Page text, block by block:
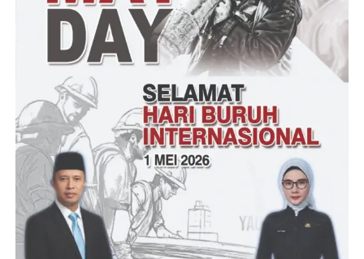
pecinta ikan hias untuk memilih dan ikut dalam proses lelang.
Pasar ikan hias digital ini bukan hanya sekadar acara, tetapi juga
menjadi wujud nyata dari transformasi digital yang semakin
merajalela di berbagai sektor. Dengan adanya platform digital ini,